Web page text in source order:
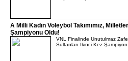
A Milli Kadın Voleybol Takımımız,
Şampiyonu Oldu!
VNL Finalinde Unutulmaz
Sultanları İkinci Kez Şampiyon